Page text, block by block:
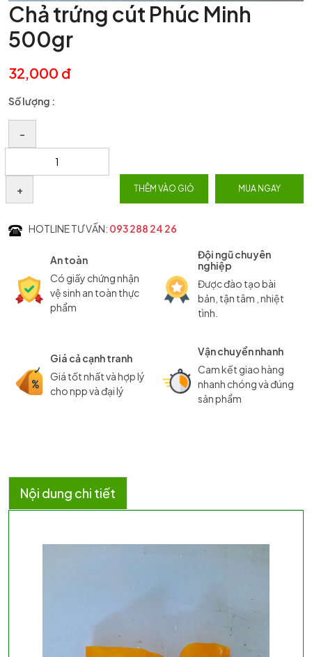
Chả trứng cút Phúc Minh
500gr
32,000 đ
Số lượng :
–
+ THÊM VÀO GIỎ MUA NGAY
HOTLINE TƯ VẤN: 093 288 24 26
An toàn
Có giấy chứng nhận
vệ sinh an toàn thực
phẩm
Đội ngũ chuyên
nghiệp
Được đào tạo bài
bản, tận tâm , nhiệt
tình.
Giá cả cạnh tranh
Giá tốt nhất và hợp lý
cho npp và đại lý
Vận chuyển nhanh
Cam kết giao hàng
nhanh chóng và đúng
sản phẩm
Nội dung chi tiết